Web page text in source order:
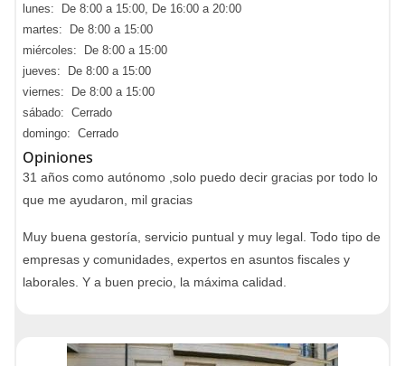
lunes: De 8:00 a 15:00, De 16:00 a 20:00
martes: De 8:00 a 15:00
miércoles: De 8:00 a 15:00
jueves: De 8:00 a 15:00
viernes: De 8:00 a 15:00
sábado: Cerrado
domingo: Cerrado
Opiniones
31 años como autónomo ,solo puedo decir gracias por todo lo
que me ayudaron, mil gracias
Muy buena gestoría, servicio puntual y muy legal. Todo tipo de
empresas y comunidades, expertos en asuntos fiscales y
laborales. Y a buen precio, la máxima calidad.